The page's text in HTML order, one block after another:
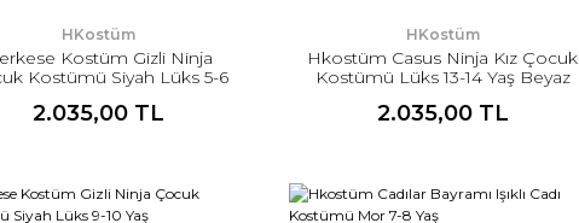
HKostüm
Kostüm Gizli Ninja
Kostümü Siyah Lüks 5-6
2.035,00 TL
HKostüm
Hkostüm Casus Ninja Kız Çocuk
Kostümü Lüks 13-14 Yaş Beyaz
2.035,00 TL